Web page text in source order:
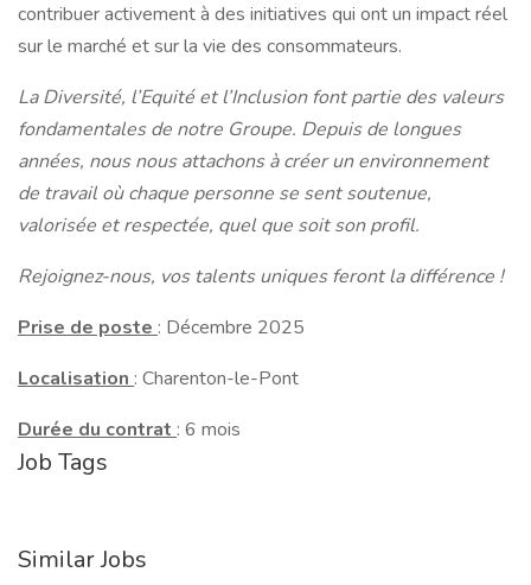
contribuer activement à des initiatives qui ont un impact réel
sur le marché et sur la vie des consommateurs.
La Diversité, l’Equité et l’Inclusion font partie des valeurs
fondamentales de notre Groupe. Depuis de longues
années, nous nous attachons à créer un environnement
de travail où chaque personne se sent soutenue,
valorisée et respectée, quel que soit son profil.
Rejoignez-nous, vos talents uniques feront la différence !
Prise de poste : Décembre 2025
Localisation : Charenton-le-Pont
Durée du contrat : 6 mois
Job Tags
Similar Jobs